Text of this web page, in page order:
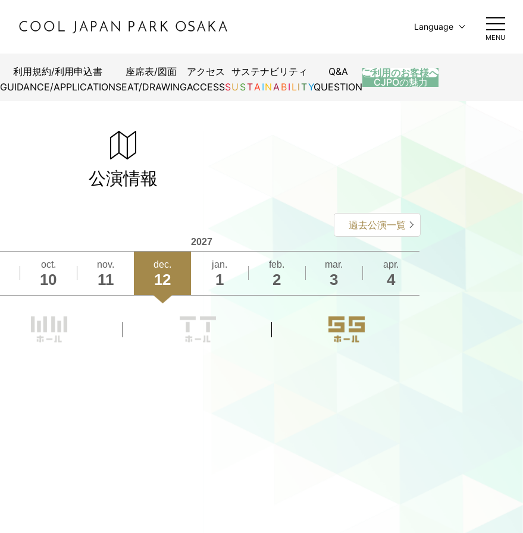
MENU
Language
简体中文
利用規約/利用申込書
GUIDANCE/APPLICATION
座席表/図面
SEAT/DRAWING
アクセス
ACCESS
サステナビリティ
S U ST A I N A B I LITY
Q&A
QUESTION
ご利用のお客様へ
CJPOの魅力
公演情報
過去公演一覧
oct.
10
nov.
11
dec.
12
2027
jan.
1
feb.
2
mar.
3
apr.
4